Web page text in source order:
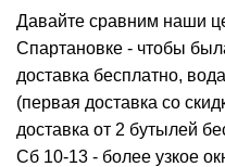
Давайте сравним наши
Спартановке - чтобы
доставка бесплатно,
(первая доставка со
доставка от 2 бутылей
Сб 10-13 - более узкое